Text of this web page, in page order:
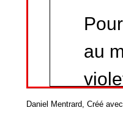
Daniel Mentrard, Créé avec